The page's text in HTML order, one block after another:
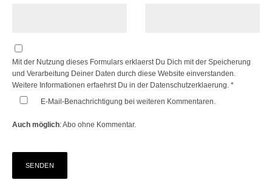
Mit der Nutzung dieses Formulars erklaerst Du Dich mit der Speicherung
und Verarbeitung Deiner Daten durch diese Website einverstanden.
Weitere Informationen erfaehrst Du in der Datenschutzerklaerung. *
E-Mail-Benachrichtigung bei weiteren Kommentaren.
Auch möglich:Abo ohne Kommentar.